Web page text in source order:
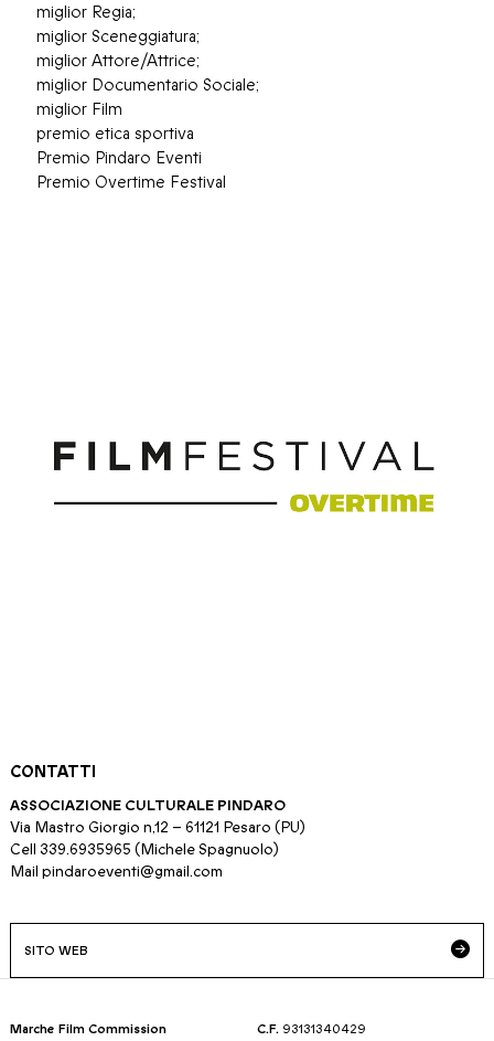
miglior Regia;
miglior Sceneggiatura;
miglior Attore/Attrice;
miglior Documentario Sociale;
miglior Film
premio etica sportiva
Premio Pindaro Eventi
Premio Overtime Festival
CONTATTI
ASSOCIAZIONE CULTURALE PINDARO
Via Mastro Giorgio n,12 – 61121 Pesaro (PU)
Cell 339.6935965 (Michele Spagnuolo)
Mail pindaroeventi@gmail.com
SITO WEB
Marche Film Commission
C.F. 93131340429